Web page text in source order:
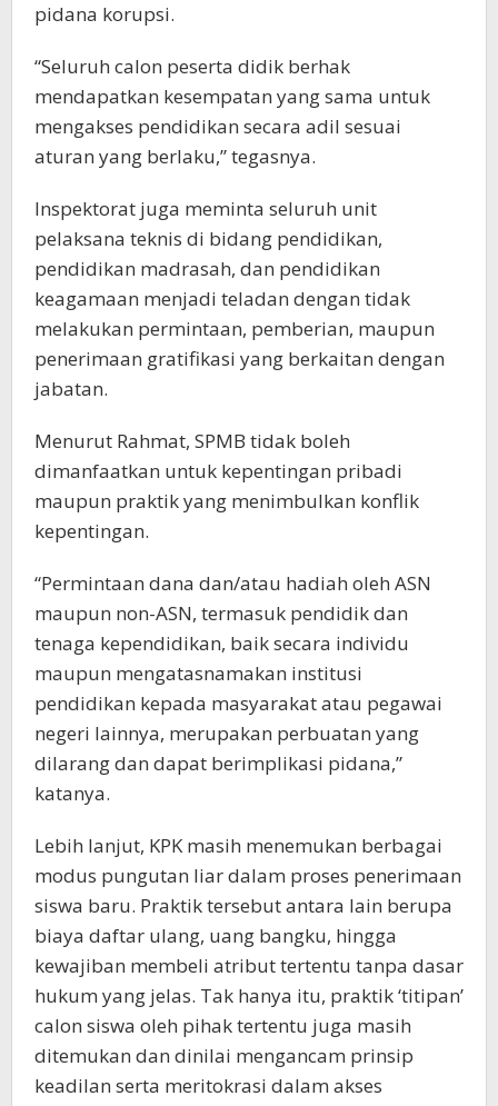
pidana korupsi.
“Seluruh calon peserta didik berhak
mendapatkan kesempatan yang sama untuk
mengakses pendidikan secara adil sesuai
aturan yang berlaku,” tegasnya.
Inspektorat juga meminta seluruh unit
pelaksana teknis di bidang pendidikan,
pendidikan madrasah, dan pendidikan
keagamaan menjadi teladan dengan tidak
melakukan permintaan, pemberian, maupun
penerimaan gratifikasi yang berkaitan dengan
jabatan.
Menurut Rahmat, SPMB tidak boleh
dimanfaatkan untuk kepentingan pribadi
maupun praktik yang menimbulkan konflik
kepentingan.
“Permintaan dana dan/atau hadiah oleh ASN
maupun non-ASN, termasuk pendidik dan
tenaga kependidikan, baik secara individu
maupun mengatasnamakan institusi
pendidikan kepada masyarakat atau pegawai
negeri lainnya, merupakan perbuatan yang
dilarang dan dapat berimplikasi pidana,”
katanya.
Lebih lanjut, KPK masih menemukan berbagai
modus pungutan liar dalam proses penerimaan
siswa baru. Praktik tersebut antara lain berupa
biaya daftar ulang, uang bangku, hingga
kewajiban membeli atribut tertentu tanpa dasar
hukum yang jelas. Tak hanya itu, praktik ‘titipan’
calon siswa oleh pihak tertentu juga masih
ditemukan dan dinilai mengancam prinsip
keadilan serta meritokrasi dalam akses